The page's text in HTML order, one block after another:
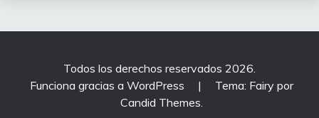
Todos los derechos reservados 2026.
Funciona gracias a WordPress
|
Tema: Fairy por
Candid Themes